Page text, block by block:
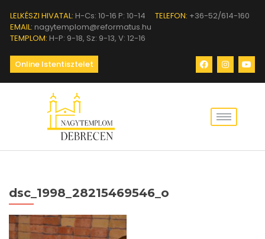
LELKÉSZI HIVATAL: H-Cs: 10-16 P: 10-14 TELEFON: +36-52/614-160
EMAIL: nagytemplom@reformatus.hu
TEMPLOM: H-P: 9-18, Sz: 9-13, V: 12-16
Online Istentisztelet
dsc_1998_28215469546_o